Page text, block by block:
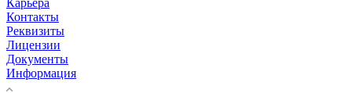
Контакты
Реквизиты
Лицензии
Документы
Информация